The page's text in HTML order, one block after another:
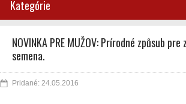
Kategórie
NOVINKA PRE MUŽOV: Prírodné způsub
semena.
Pridané: 24.05.2016